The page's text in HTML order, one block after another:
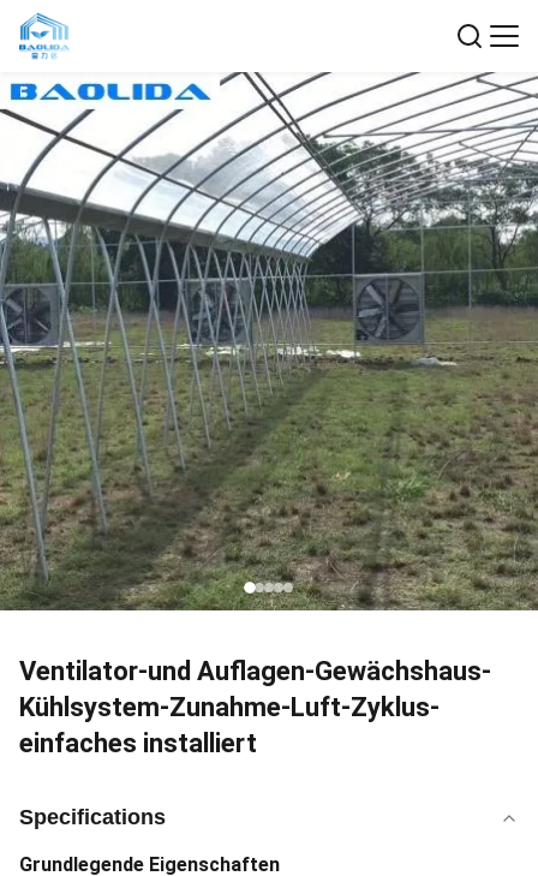
Ventilator-und Auflagen-Gewächshaus-
Kühlsystem-Zunahme-Luft-Zyklus-
einfaches installiert
Specifications
Grundlegende Eigenschaften